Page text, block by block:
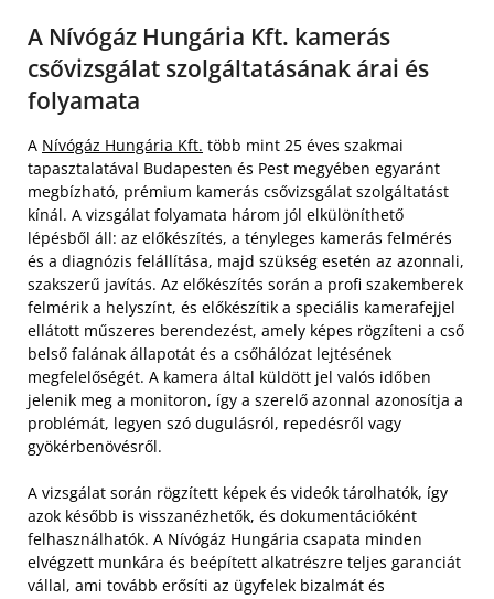
A Nívógáz Hungária Kft. kamerás
csővizsgálat szolgáltatásának árai és
folyamata
A Nívógáz Hungária Kft. több mint 25 éves szakmai
tapasztalatával Budapesten és Pest megyében egyaránt
megbízható, prémium kamerás csővizsgálat szolgáltatást
kínál. A vizsgálat folyamata három jól elkülöníthető
lépésből áll: az előkészítés, a tényleges kamerás felmérés
és a diagnózis felállítása, majd szükség esetén az azonnali,
szakszerű javítás. Az előkészítés során a profi szakemberek
felmérik a helyszínt, és előkészítik a speciális kamerafejjel
ellátott műszeres berendezést, amely képes rögzíteni a cső
belső falának állapotát és a csőhálózat lejtésének
megfelelőségét. A kamera által küldött jel valós időben
jelenik meg a monitoron, így a szerelő azonnal azonosítja a
problémát, legyen szó dugulásról, repedésről vagy
gyökérbenövésről.
A vizsgálat során rögzített képek és videók tárolhatók, így
azok később is visszanézhetők, és dokumentációként
felhasználhatók. A Nívógáz Hungária csapata minden
elvégzett munkára és beépített alkatrészre teljes garanciát
vállal, ami tovább erősíti az ügyfelek bizalmát és